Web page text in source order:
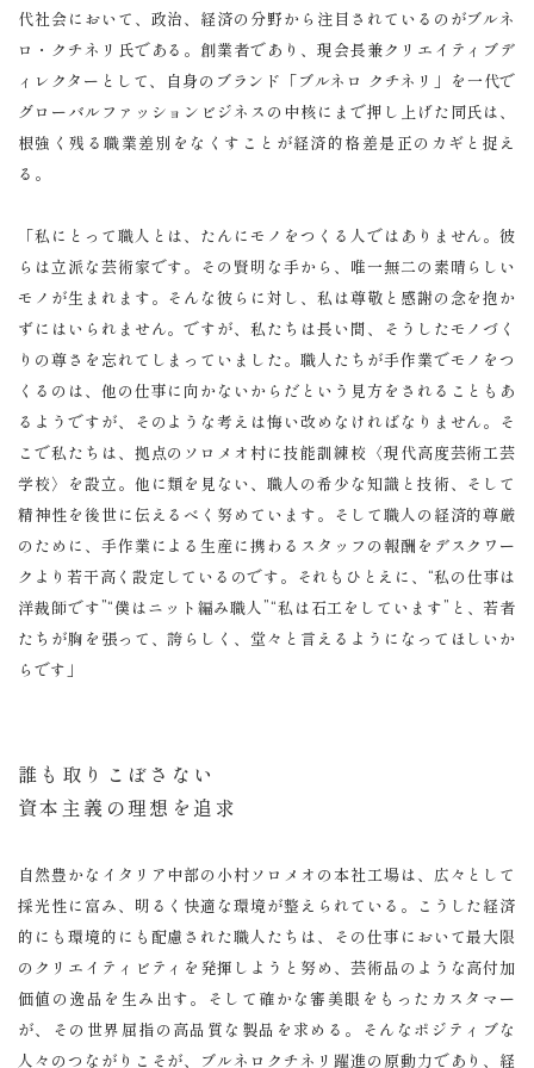
代社会において、政治、経済の分野から注目されているのがブルネ
ロ・クチネリ氏である。創業者であり、現会長兼クリエイティブデ
ィレクターとして、自身のブランド「ブルネロ クチネリ」を一代で
グローバルファッションビジネスの中核にまで押し上げた同氏は、
根強く残る職業差別をなくすことが経済的格差是正のカギと捉え
る。
「私にとって職人とは、たんにモノをつくる人ではありません。彼
らは立派な芸術家です。その賢明な手から、唯一無二の素晴らしい
モノが生まれます。そんな彼らに対し、私は尊敬と感謝の念を抱か
ずにはいられません。ですが、私たちは長い間、そうしたモノづく
りの尊さを忘れてしまっていました。職人たちが手作業でモノをつ
くるのは、他の仕事に向かないからだという見方をされることもあ
るようですが、そのような考えは悔い改めなければなりません。そ
こで私たちは、拠点のソロメオ村に技能訓練校〈現代高度芸術工芸
学校〉を設立。他に類を見ない、職人の希少な知識と技術、そして
精神性を後世に伝えるべく努めています。そして職人の経済的尊厳
のために、手作業による生産に携わるスタッフの報酬をデスクワー
クより若干高く設定しているのです。それもひとえに、“私の仕事は
洋裁師です”“僕はニット編み職人”“私は石工をしています”と、若者
たちが胸を張って、誇らしく、堂々と言えるようになってほしいか
らです」
誰も取りこぼさない
資本主義の理想を追求
自然豊かなイタリア中部の小村ソロメオの本社工場は、広々として
採光性に富み、明るく快適な環境が整えられている。こうした経済
的にも環境的にも配慮された職人たちは、その仕事において最大限
のクリエイティビティを発揮しようと努め、芸術品のような高付加
価値の逸品を生み出す。そして確かな審美眼をもったカスタマー
が、その世界屈指の高品質な製品を求める。そんなポジティブな
人々のつながりこそが、ブルネロクチネリ躍進の原動力であり、経